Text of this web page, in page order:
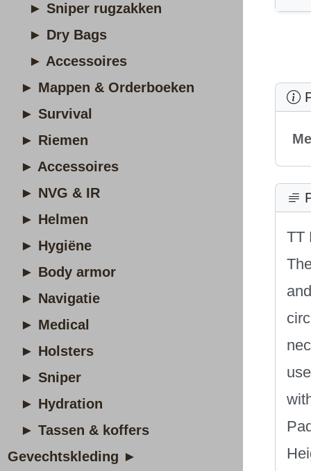
► Sniper rugzakken
► Dry Bags
► Accessoires
► Mappen & Orderboeken
► Survival
► Riemen
► Accessoires
► NVG & IR
► Helmen
► Hygiëne
► Body armor
► Navigatie
► Medical
► Holsters
► Sniper
► Hydration
► Tassen & koffers
Gevechtskleding ►
TT